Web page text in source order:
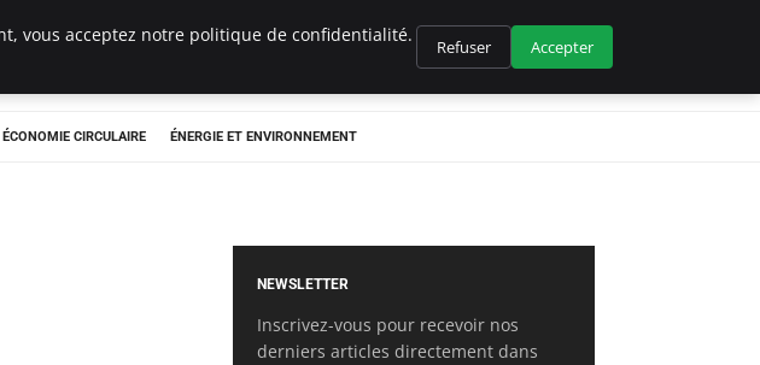
ÉCONOMIE CIRCULAIRE ÉNERGIE ET ENVIRONNEMENT
NEWSLETTER
Inscrivez-vous pour recevoir nos
derniers articles directement dans
vous acceptez notre politique de confidentialité.
Refuser Accepter